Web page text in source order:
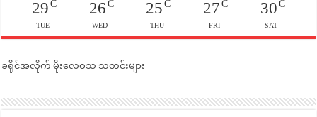
29C
TUE
26C
WED
25 C
THU
27C
FRI
30C
SAT
ခရိုင်အလိုက် မိုးလေဝသ သတင်းများ